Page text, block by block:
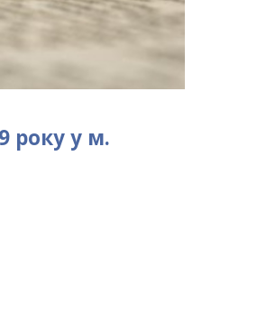
року у м.